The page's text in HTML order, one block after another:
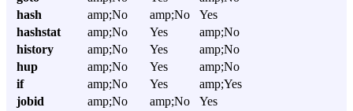
hash
amp;No amp;No
Yes
hashstat
amp;No Yes
amp;No
history
amp;No Yes
amp;No
hup
amp;No Yes
amp;No
if
amp;No Yes
amp;Yes
jobid
amp;No amp;No
Yes